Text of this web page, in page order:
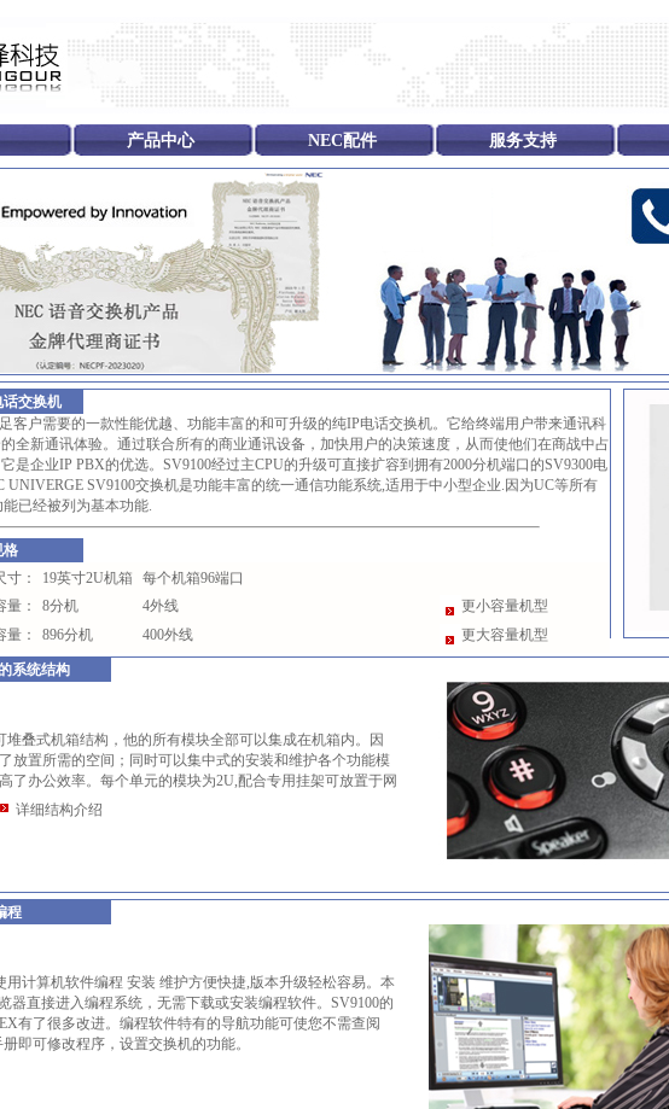
产品中心 NEC配件 服务支持
话交换机
客户需要的一款性能优越、功能丰富的和可升级的纯IP电话交换机。它给终端用户带来通讯科
全新通讯体验。通过联合所有的商业通讯设备，加快用户的决策速度，从而使他们在商战中占
是企业IP PBX的优选。SV9100经过主CPU的升级可直接扩容到拥有2000分机端口的SV9300电
UNIVERGE SV9100交换机是功能丰富的统一通信功能系统,适用于中小型企业.因为UC等所有
已经被列为基本功能.
格
寸：
19英寸2U机箱
每个机箱96端口
量：
8分机 4外线
更小容量机型
量：
896分机 400外线 更大容量机型
系统结构
堆叠式机箱结构，他的所有模块全部可以集成在机箱内。因
放置所需的空间；同时可以集中式的安装和维护各个功能模
了办公效率。每个单元的模块为2U,配合专用挂架可放置于网
详细结构介绍
程
用计算机软件编程 安装 维护方便快捷,版本升级轻松容易。本
器直接进入编程系统，无需下载或安装编程软件。SV9100的
EX有了很多改进。编程软件特有的导航功能可使您不需查阅
即可修改程序，设置交换机的功能。